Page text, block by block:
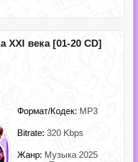
ХХI века [01-20 CD]
Формат/Кодек: MP3
Bitrate: 320 Kbps
Жанр: Музыка 2025